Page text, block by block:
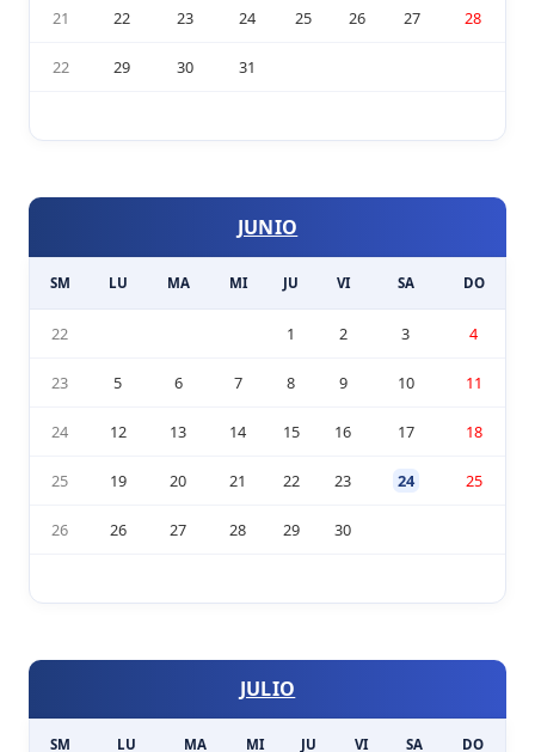
21 22 23 24 25 26 27 28
22 29 30 31
JUNIO
SM LU MA MI JU VI SA DO
22 1 2 3 4
23 5 6 7 8 9 10 11
24 12 13 14 15 16 17 18
25 19 20 21 22 23 24 25
26 26 27 28 29 30
JULIO
SM LU MA MI JU VI SA DO